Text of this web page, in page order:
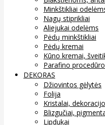
Minkštikliai
Nagų stiprikliai
Aliejukai odelėms
Pėdų minkštikliai
Pėdų kremai
Kūno kremai,
Parafino
DEKORAS
Džiovintos gėlytės
Folija
Kristalai,
Blizgučiai,
Lipdukai